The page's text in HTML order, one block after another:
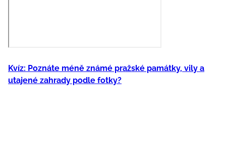
Kvíz: Poznáte méně známé pražské památky, vily a
utajené zahrady podle fotky?